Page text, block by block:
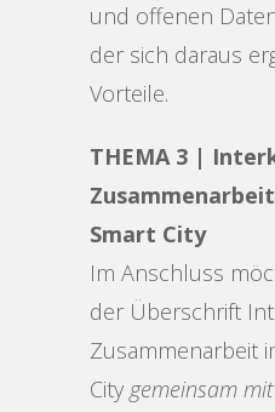
und offenen
der sich daraus
Vorteile.
THEMA 3 |
Smart City
Im Anschluss
der Überschrift
Zusammenarbeit
City gemeinsam